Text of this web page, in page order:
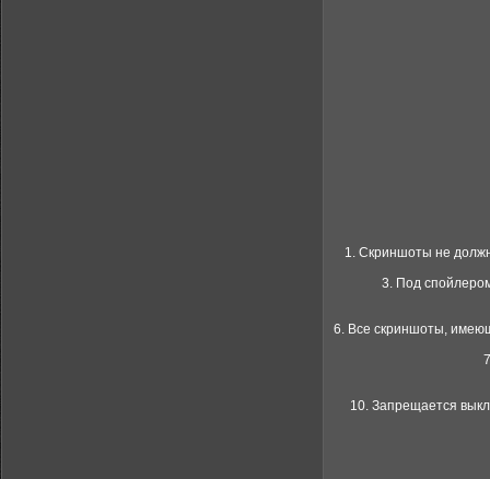
1. Скриншоты не
3. Под
6. Все скриншоты,
10. Запрещается